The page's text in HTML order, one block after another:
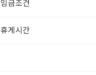
임금조건
휴게시간